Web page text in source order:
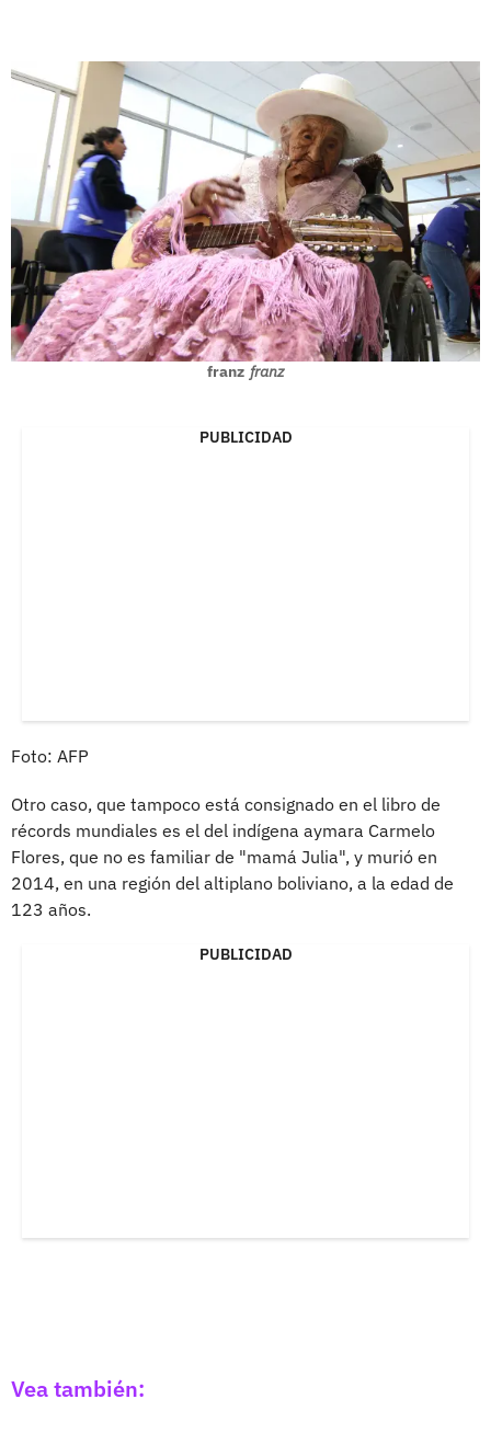
franz franz
PUBLICIDAD
Foto: AFP
Otro caso, que tampoco está consignado en el libro de
récords mundiales es el del indígena aymara Carmelo
Flores, que no es familiar de "mamá Julia", y murió en
2014, en una región del altiplano boliviano, a la edad de
123 años.
PUBLICIDAD
Vea también: